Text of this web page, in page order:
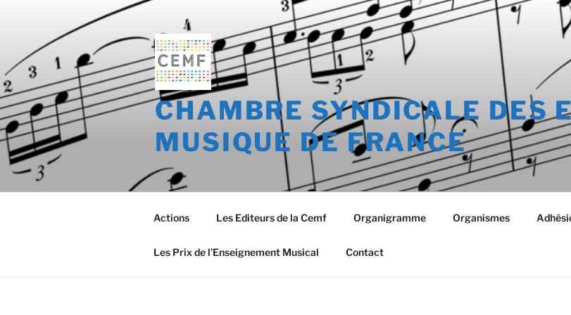
principal
CHAMBRE SYNDICALE DES
MUSIQUE DE FRANCE
Actions Les Editeurs de la Cemf Organigramme Organismes
Les Prix de l’Enseignement Musical Contact